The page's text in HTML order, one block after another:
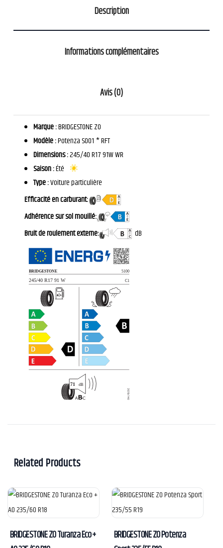
Description
Informations complémentaires
Avis (0)
Marque :BRIDGESTONE ZO
Modèle :Potenza S001 * RFT
Dimensions :245/40 R17 91W WR
Saison :Été
Type :Voiture particulière
Efficacité en carburant:
Adhérence sur sol mouillé:
Bruit de roulement externe:
dB
Related Products
BRIDGESTONE ZO Turanza Eco +
BRIDGESTONE ZO Potenza